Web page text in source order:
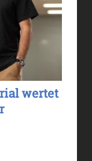
wertet